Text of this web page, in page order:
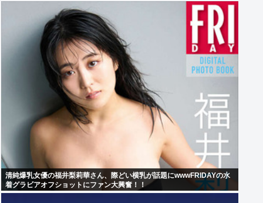
清純爆乳女優の福井梨莉華さん、際どい横乳が話題にwwwFRIDAYの水
着グラビアオフショットにファン大興奮！！